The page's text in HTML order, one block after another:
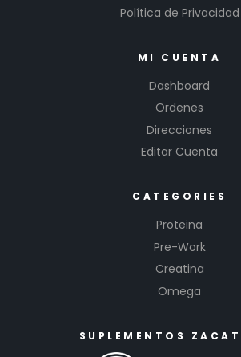
Política de Privacidad
MI CUENTA
Dashboard
Ordenes
Direcciones
Editar Cuenta
CATEGORIES
Proteina
Pre-Work
Creatina
Omega
SUPLEMENTOS